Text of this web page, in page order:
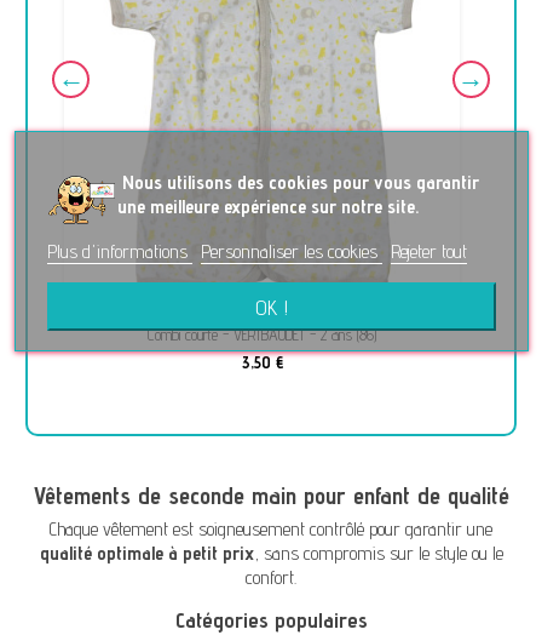
Combi courte - VERTBAUDET - 2 ans (86)
3,50 €
Vêtements de seconde main pour enfant de qualité
Chaque vêtement est soigneusement contrôlé pour garantir une
qualité optimale à petit prix, sans compromis sur le style ou le
confort.
Catégories populaires
Nous utilisons des cookies pour vous garantir
une meilleure expérience sur notre site.
Plus d'informations Personnaliser les cookies Rejeter tout
OK !